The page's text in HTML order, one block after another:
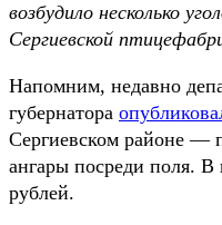
возбудило несколько
Сергиевской
Напомним, недавно
губернатора
Сергиевском районе —
ангары посреди поля.
рублей.